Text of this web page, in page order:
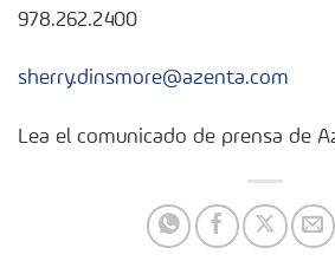
978.262.2400
sherry.dinsmore@azenta.com
Lea el comunicado de prensa de